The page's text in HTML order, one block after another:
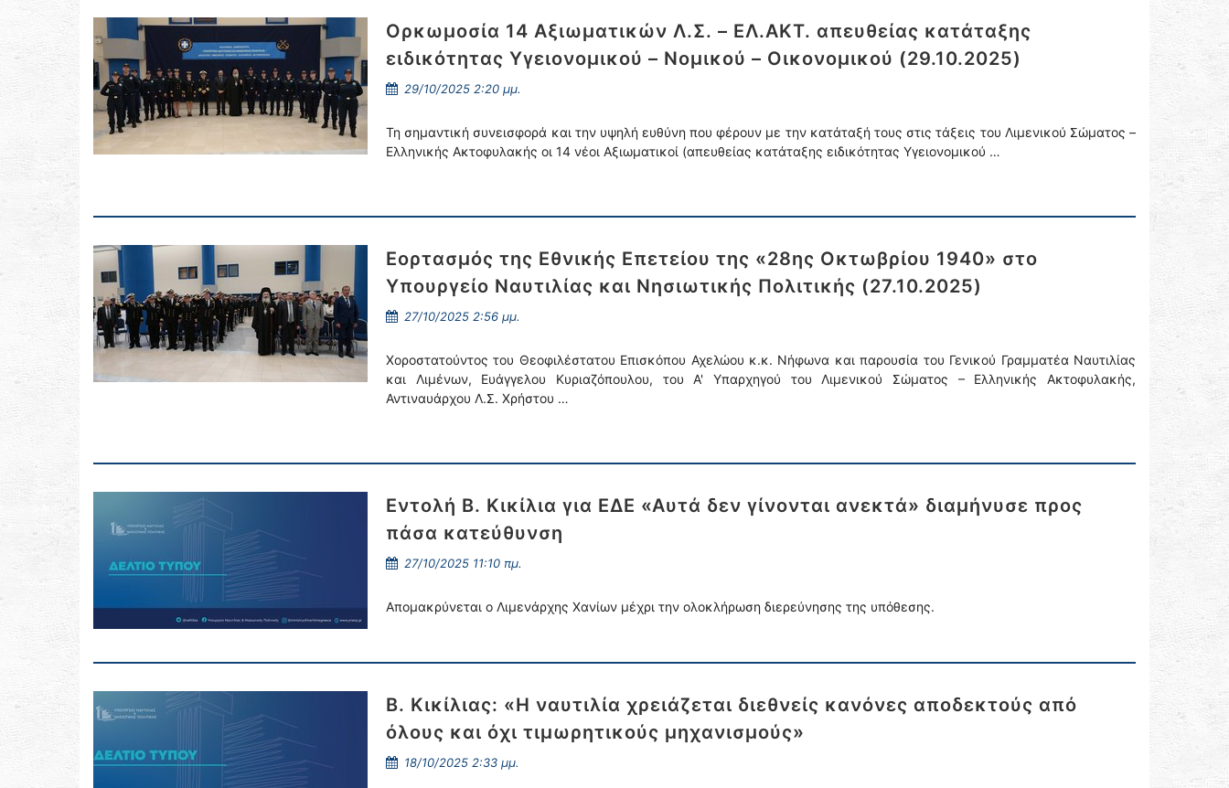
Ορκωμοσία 14 Αξιωματικών Λ.Σ. – ΕΛ.ΑΚΤ. απευθείας κατάταξης
ειδικότητας Υγειονομικού – Νομικού – Οικονομικού (29.10.2025)
29/10/2025 2:20 μμ.
Τη σημαντική συνεισφορά και την υψηλή ευθύνη που φέρουν με την κατάταξή τους στις τάξεις του Λιμενικού Σώματος –
Ελληνικής Ακτοφυλακής οι 14 νέοι Αξιωματικοί (απευθείας κατάταξης ειδικότητας Υγειονομικού …
Εορτασμός της Εθνικής Επετείου της «28ης Οκτωβρίου 1940» στο
Υπουργείο Ναυτιλίας και Νησιωτικής Πολιτικής (27.10.2025)
27/10/2025 2:56 μμ.
Χοροστατούντος του Θεοφιλέστατου Επισκόπου Αχελώου κ.κ. Νήφωνα και παρουσία του Γενικού Γραμματέα Ναυτιλίας
και Λιμένων, Ευάγγελου Κυριαζόπουλου, του Α' Υπαρχηγού του Λιμενικού Σώματος – Ελληνικής Ακτοφυλακής,
Αντιναυάρχου Λ.Σ. Χρήστου …
Εντολή Β. Κικίλια για ΕΔΕ «Αυτά δεν γίνονται ανεκτά» διαμήνυσε προς
πάσα κατεύθυνση
27/10/2025 11:10 πμ.
Απομακρύνεται ο Λιμενάρχης Χανίων μέχρι την ολοκλήρωση διερεύνησης της υπόθεσης.
Β. Κικίλιας: «Η ναυτιλία χρειάζεται διεθνείς κανόνες αποδεκτούς από
όλους και όχι τιμωρητικούς μηχανισμούς»
18/10/2025 2:33 μμ.